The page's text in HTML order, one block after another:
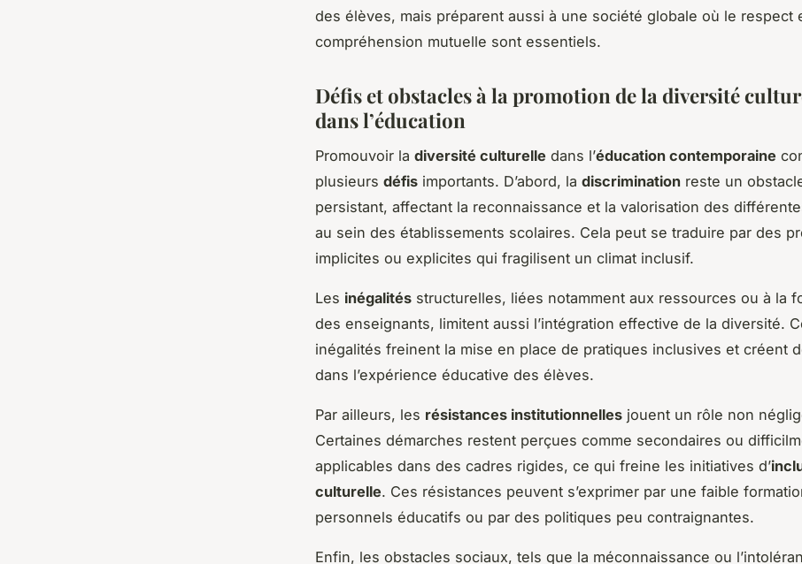
des élèves, mais préparent aussi à une société globale où le respect
compréhension mutuelle sont essentiels.
Défis et obstacles à la promotion de la diversité
dans l’éducation
Promouvoir la diversité culturelle dans l’éducation contemporaine
plusieurs défis importants. D’abord, la discrimination reste un
persistant, affectant la reconnaissance et la valorisation des
au sein des établissements scolaires. Cela peut se traduire par des
implicites ou explicites qui fragilisent un climat inclusif.
Les inégalités structurelles, liées notamment aux ressources ou à la
des enseignants, limitent aussi l’intégration effective de la diversité.
inégalités freinent la mise en place de pratiques inclusives et créent
dans l’expérience éducative des élèves.
Par ailleurs, les résistances institutionnelles jouent un rôle non
Certaines démarches restent perçues comme secondaires ou
applicables dans des cadres rigides, ce qui freine les initiatives d’
culturelle. Ces résistances peuvent s’exprimer par une faible
personnels éducatifs ou par des politiques peu contraignantes.
Enfin, les obstacles sociaux, tels que la méconnaissance ou